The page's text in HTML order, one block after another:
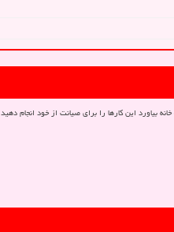
بیاورد این کارها را برای صیانت از خود انجام دهید